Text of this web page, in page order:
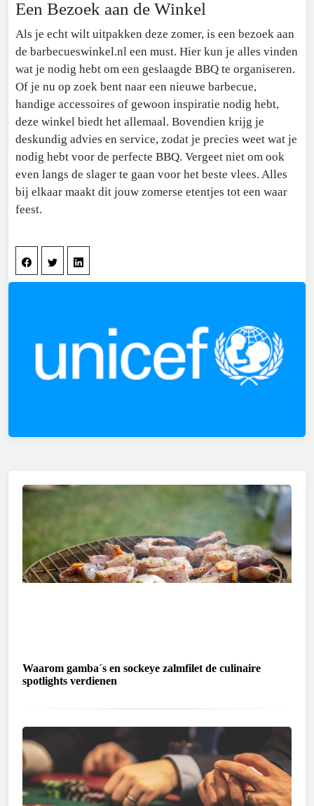
Een Bezoek aan de Winkel
Als je echt wilt uitpakken deze zomer, is een bezoek aan
de barbecueswinkel.nl een must. Hier kun je alles vinden
wat je nodig hebt om een geslaagde BBQ te organiseren.
Of je nu op zoek bent naar een nieuwe barbecue,
handige accessoires of gewoon inspiratie nodig hebt,
deze winkel biedt het allemaal. Bovendien krijg je
deskundig advies en service, zodat je precies weet wat je
nodig hebt voor de perfecte BBQ. Vergeet niet om ook
even langs de slager te gaan voor het beste vlees. Alles
bij elkaar maakt dit jouw zomerse etentjes tot een waar
feest.
Waarom gamba´s en sockeye zalmfilet de culinaire
spotlights verdienen